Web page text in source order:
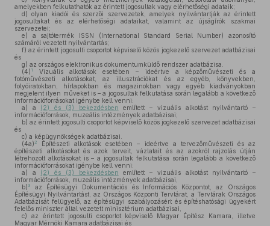
amelyekben felkutathatók az érintett jogosultak vagy elérhetőségi adataik;
d) olyan kiadói és szerzői szervezetek, amelyek nyilvántartják az érintett
jogosultakat és az elérhetőségi adataikat, valamint az újságírók szakmai
szervezetei;
e) a sajtótermék ISSN (International Standard Serial Number) azonosító
számáról vezetett nyilvántartás;
f) az érintett jogosulti csoportot képviselő közös jogkezelő szervezet adatbázisai
és
g) az országos elektronikus dokumentumküldő rendszer adatbázisa.
(4) 1
Vizuális alkotások esetében – ideértve a képzőművészeti és a
fotóművészeti alkotásokat, az illusztrációkat és az egyéb, könyvekben,
folyóiratokban, hírlapokban és magazinokban vagy egyéb kiadványokban
megjelent ilyen műveket is – a jogosultak felkutatása során legalább a következő
információforrásokat igénybe kell venni:
a) a (2) és (3) bekezdésben említett – vizuális alkotást nyilvántartó –
információforrások, muzeális intézmények adatbázisai;
b) az érintett jogosulti csoportot képviselő közös jogkezelő szervezet adatbázisai
és
c) a képügynökségek adatbázisai.
(4a) 2
Építészeti alkotások esetében – ideértve a tervezőművészeti és az
építészeti alkotásokat és azok terveit, vázlatait és az azokról rajzolás útján
létrehozott alkotásokat is – a jogosultak felkutatása során legalább a következő
információforrásokat igénybe kell venni:
a) a (2) és (3) bekezdésben említett – vizuális alkotást nyilvántartó –
információforrások, muzeális intézmények adatbázisai,
b) 3
az Építésügyi Dokumentációs és Információs Központot, az Országos
Építésügyi Nyilvántartást, az Országos Központi Tervtárat, a Tervtárak Országos
Adatbázisát felügyelő, az építésügyi szabályozásért és építéshatósági ügyekért
felelős miniszter által vezetett minisztérium adatbázisai,
c) az érintett jogosulti csoportot képviselő Magyar Építész Kamara, illetve
Magyar Mérnöki Kamara adatbázisai és